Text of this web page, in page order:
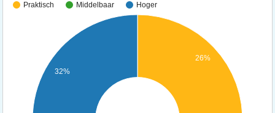
Praktisch Middelbaar Hoger
26%
32%